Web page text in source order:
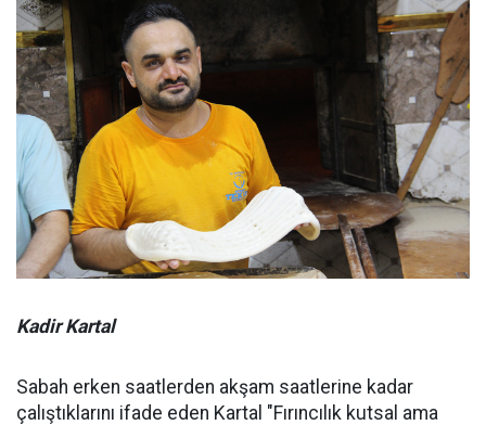
Kadir Kartal
Sabah erken saatlerden akşam saatlerine kadar
çalıştıklarını ifade eden Kartal "Fırıncılık kutsal ama